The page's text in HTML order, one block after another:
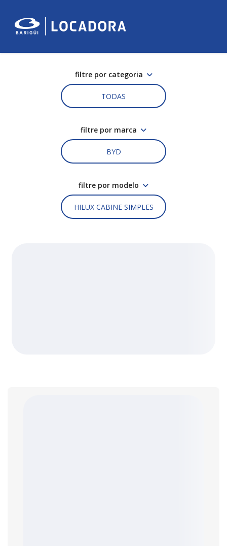
filtre por categoria
TODAS
filtre por marca
BYD
filtre por modelo
HILUX CABINE SIMPLES